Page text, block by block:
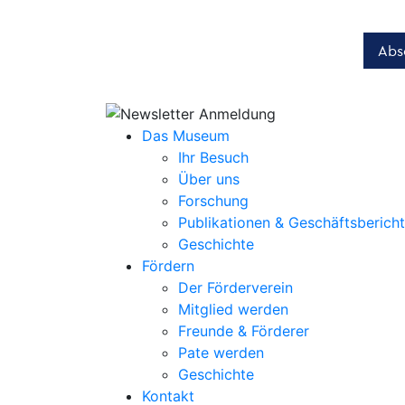
Das Museum
Ihr Besuch
Über uns
Forschung
Publikationen &
Geschichte
Fördern
Der Förderverein
Mitglied werden
Freunde & Förderer
Pate werden
Geschichte
Kontakt